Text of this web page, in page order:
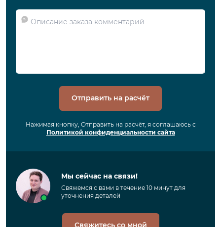
Отправить на расчёт
Нажимая кнопку, Отправить на расчёт, я соглашаюсь с
Политикой конфиденциальности сайта
Мы сейчас на связи!
Свяжемся с вами в течение 10 минут для
уточнения деталей
Свяжитесь со мной